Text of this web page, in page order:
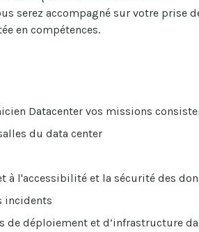
serez accompagné sur votre prise
en compétences.
Datacenter vos missions
du data center
à l'accessibilité et la sécurité des
incidents
déploiement et d’infrastructure